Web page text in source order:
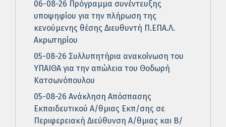
06-08-26 Πρόγραμμα συνέντευξης
υποψηφίου για την πλήρωση της
κενούμενης θέσης Διευθυντή Π.ΕΠΑ.Λ.
Ακρωτηρίου
05-08-26 Συλλυπητήρια ανακοίνωση του
ΥΠΑΙΘΑ για την απώλεια του Θοδωρή
Κατσωνόπουλου
05-08-26 Ανάκληση Απόσπασης
Εκπαιδευτικού Α/θμιας Εκπ/σης σε
Περιφερειακή Διεύθυνση Α/θμιας και Β/